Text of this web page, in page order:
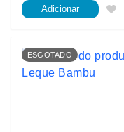
Adicionar
ESGOTADO